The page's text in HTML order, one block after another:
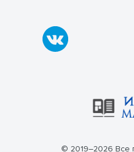
© 2019–2026 Все